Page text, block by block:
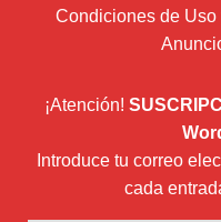
Condiciones de
¡Atención!
Introduce tu correo
cada